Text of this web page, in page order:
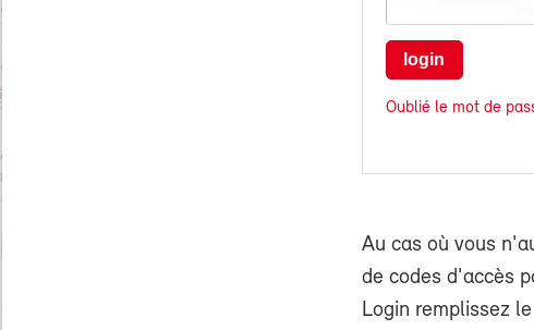
login
Oublié le mot de
Au cas où vous
de codes d'accès
Login remplissez le